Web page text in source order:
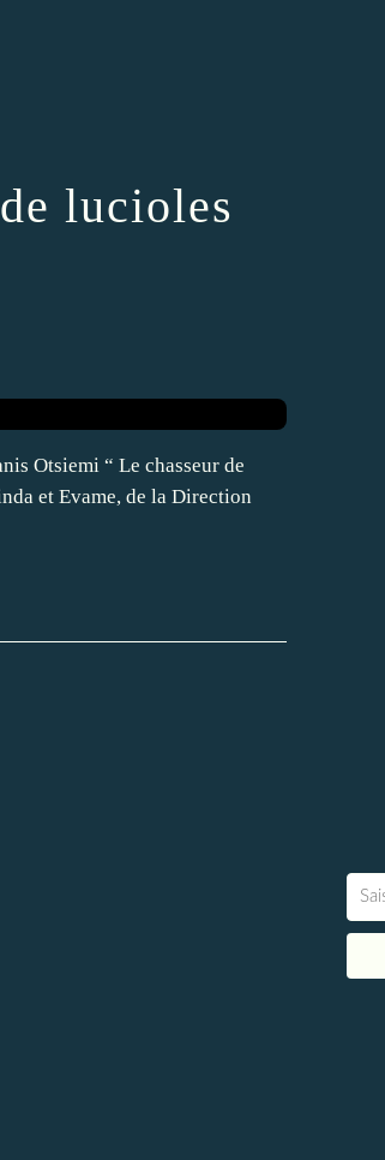
lucioles
Otsiemi “ Le chasseur de
et Evame, de la Direction